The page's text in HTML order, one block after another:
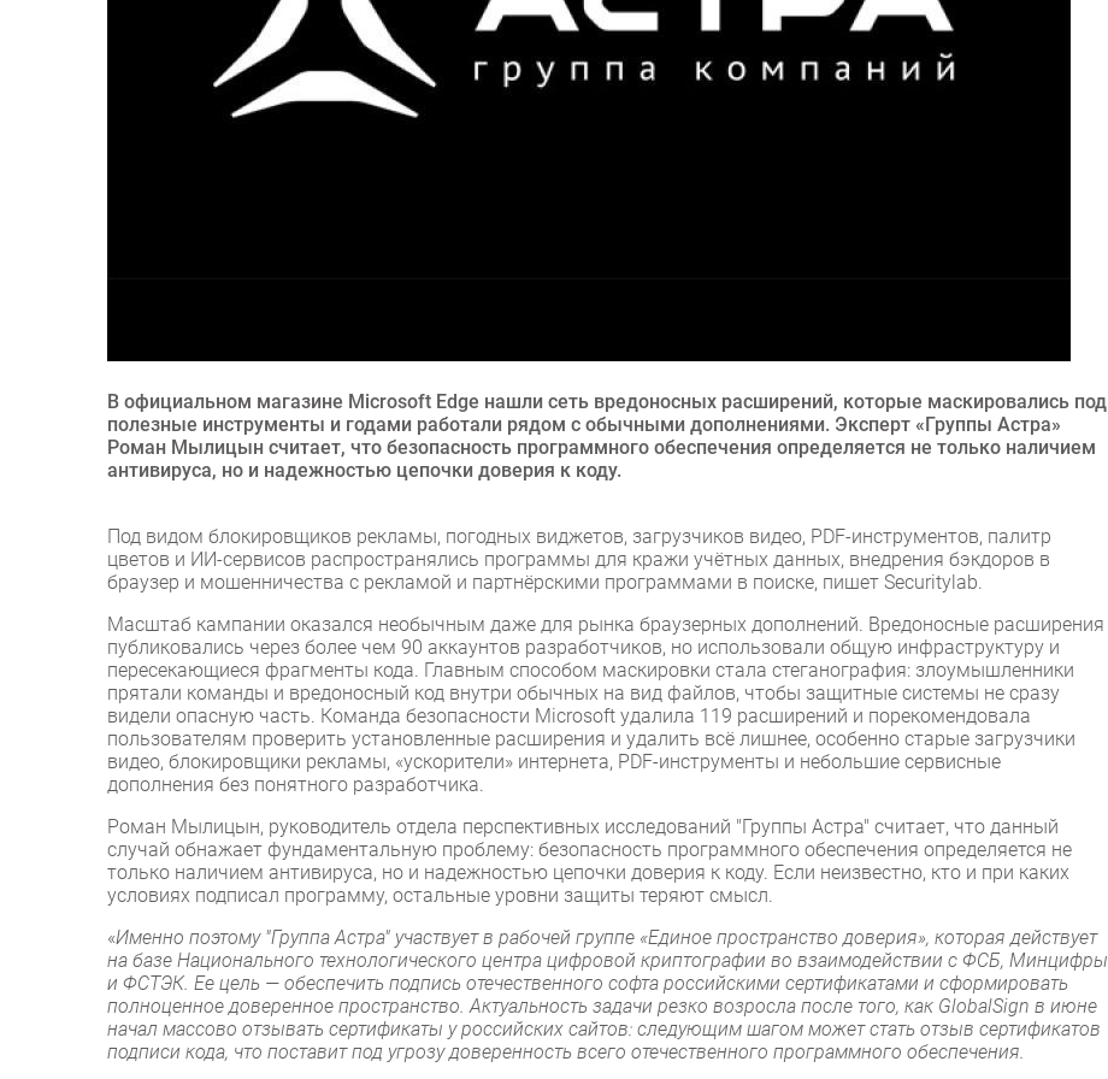
В официальном магазине Microsoft Edge нашли сеть вредоносных расширений, которые маскировались под
полезные инструменты и годами работали рядом с обычными дополнениями. Эксперт «Группы Астра»
Роман Мылицын считает, что безопасность программного обеспечения определяется не только наличием
антивируса, но и надежностью цепочки доверия к коду.
Под видом блокировщиков рекламы, погодных виджетов, загрузчиков видео, PDF-инструментов, палитр
цветов и ИИ-сервисов распространялись программы для кражи учётных данных, внедрения бэкдоров в
браузер и мошенничества с рекламой и партнёрскими программами в поиске, пишет Securitylab.
Масштаб кампании оказался необычным даже для рынка браузерных дополнений. Вредоносные расширения
публиковались через более чем 90 аккаунтов разработчиков, но использовали общую инфраструктуру и
пересекающиеся фрагменты кода. Главным способом маскировки стала стеганография: злоумышленники
прятали команды и вредоносный код внутри обычных на вид файлов, чтобы защитные системы не сразу
видели опасную часть. Команда безопасности Microsoft удалила 119 расширений и порекомендовала
пользователям проверить установленные расширения и удалить всё лишнее, особенно старые загрузчики
видео, блокировщики рекламы, «ускорители» интернета, PDF-инструменты и небольшие сервисные
дополнения без понятного разработчика.
Роман Мылицын, руководитель отдела перспективных исследований "Группы Астра" считает, что данный
случай обнажает фундаментальную проблему: безопасность программного обеспечения определяется не
только наличием антивируса, но и надежностью цепочки доверия к коду. Если неизвестно, кто и при каких
условиях подписал программу, остальные уровни защиты теряют смысл.
«Именно поэтому "Группа Астра" участвует в рабочей группе «Единое пространство доверия», которая действует
на базе Национального технологического центра цифровой криптографии во взаимодействии с ФСБ, Минцифры
и ФСТЭК. Ее цель — обеспечить подпись отечественного софта российскими сертификатами и сформировать
полноценное доверенное пространство. Актуальность задачи резко возросла после того, как GlobalSign в июне
начал массово отзывать сертификаты у российских сайтов: следующим шагом может стать отзыв сертификатов
подписи кода, что поставит под угрозу доверенность всего отечественного программного обеспечения.